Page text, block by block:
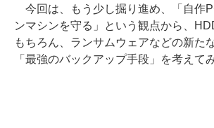
今回は、もう少し掘り進め、「自作
ンマシンを守る」という観点から、
もちろん、ランサムウェアなどの新た
「最強のバックアップ手段」を考えて